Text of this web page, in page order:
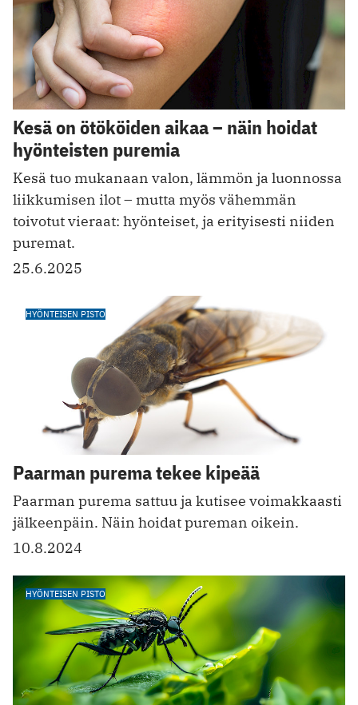
Kesä on ötököiden aikaa – näin hoidat
hyönteisten puremia
Kesä tuo mukanaan valon, lämmön ja luonnossa
liikkumisen ilot – mutta myös vähemmän
toivotut vieraat: hyönteiset, ja erityisesti niiden
puremat.
25.6.2025
HYÖNTEISEN PISTO
Paarman purema tekee kipeää
Paarman purema sattuu ja kutisee voimakkaasti
jä lkeenpäin. Näin hoidat pureman oikein.
10.8.2024
HYÖNTEISEN PISTO